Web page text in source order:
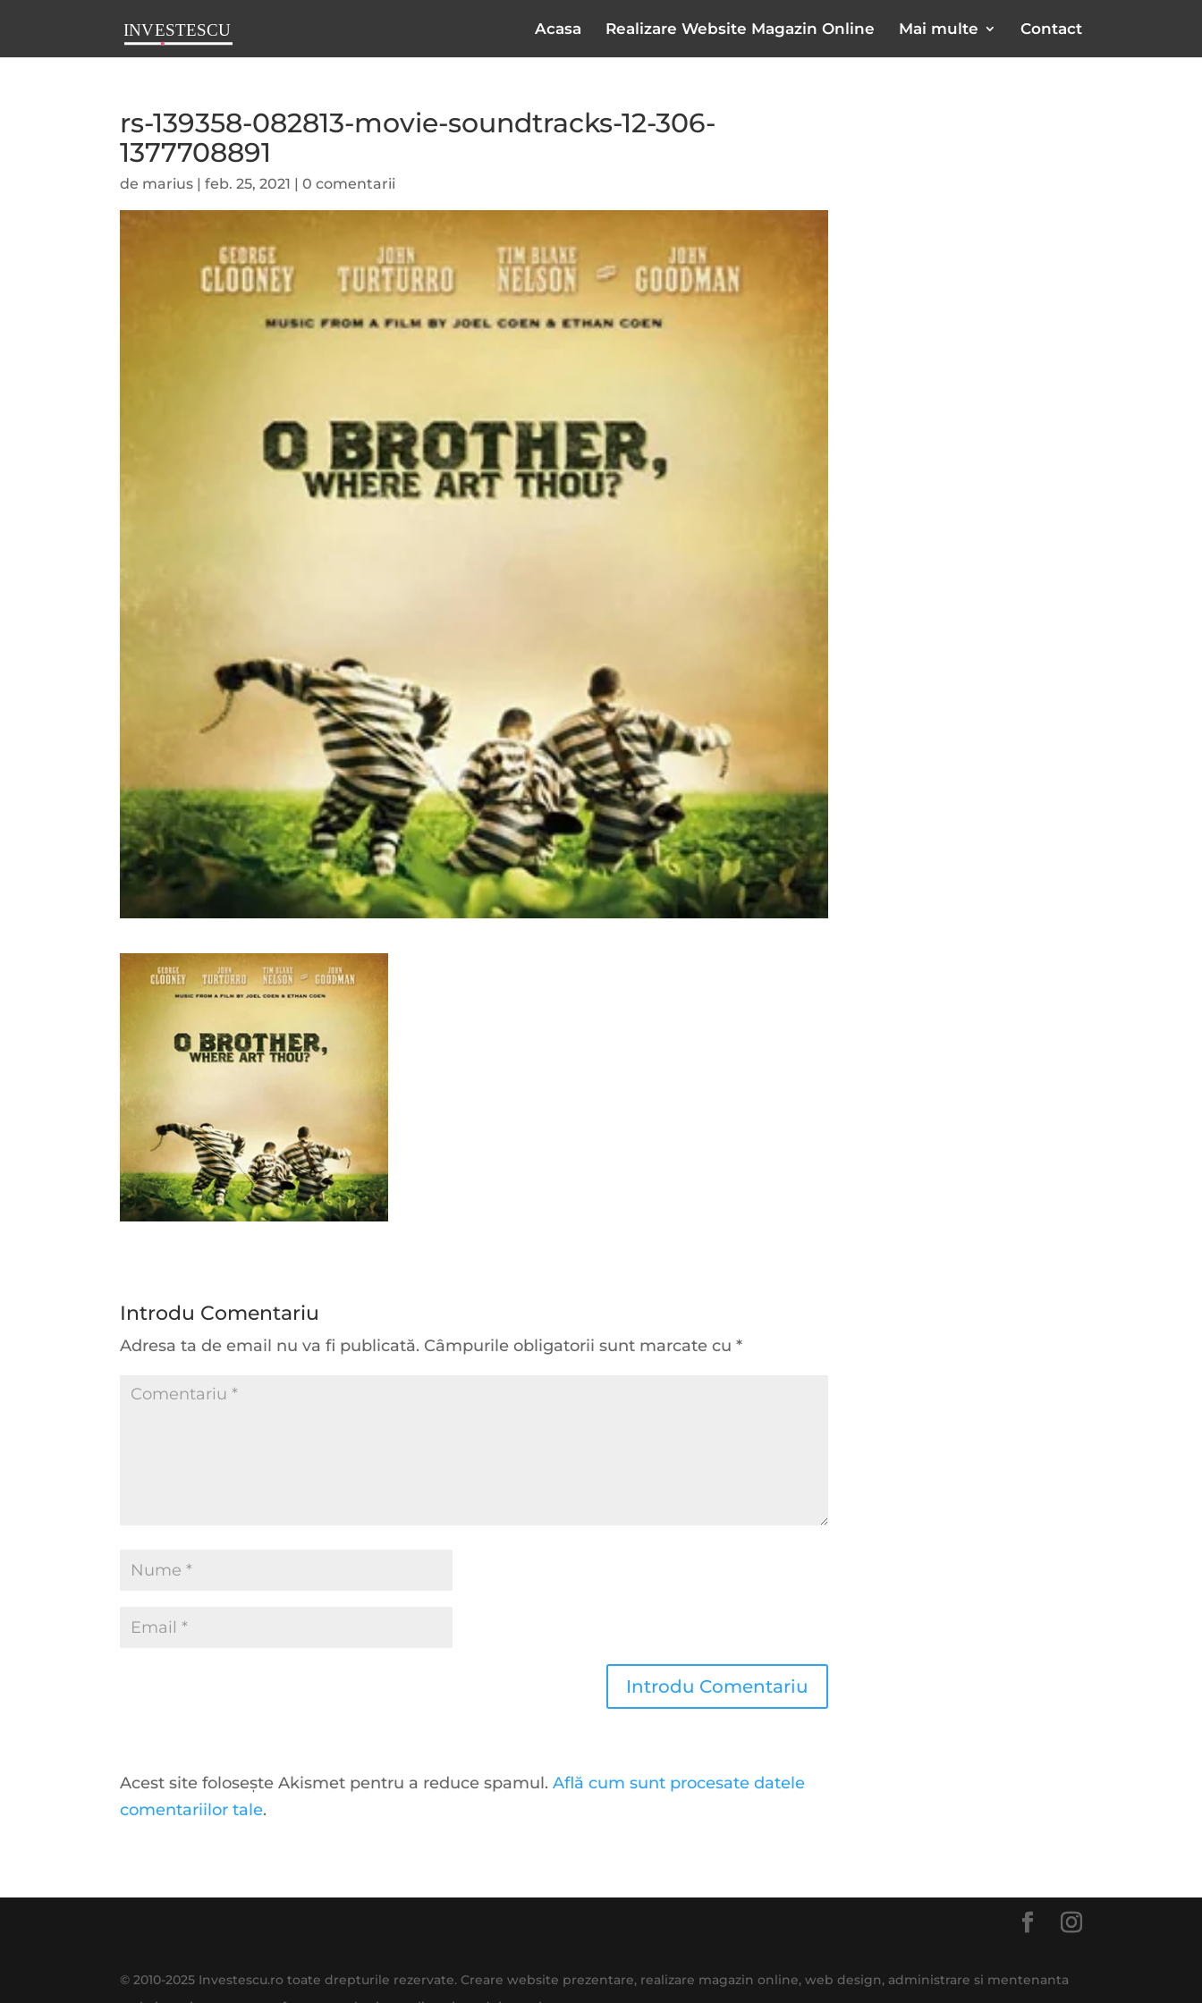
Acasa Realizare Website Magazin Online Mai multe Contact
rs-139358-082813-movie-soundtracks-12-306-
1377708891
de marius |feb. 25, 2021 |0 comentarii
Introdu Comentariu
Adresa ta de email nu va fi publicată. Câmpurile obligatorii sunt marcate cu*
Acest site folosește Akismet pentru a reduce spamul.Află cum sunt procesate datele
comentariilor tale.
© 2010-2025 Investescu.ro toate drepturile rezervate. Creare website prezentare, realizare magazin online, web design, administrare si mentenanta